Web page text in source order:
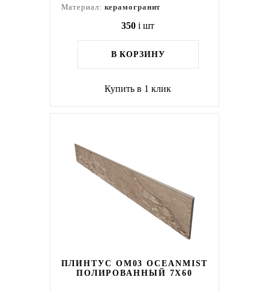
Материал: керамогранит
350 i шт
В КОРЗИНУ
Купить в 1 клик
ПЛИНТУС OM03 OCEANMIST
ПОЛИРОВАННЫЙ 7X60